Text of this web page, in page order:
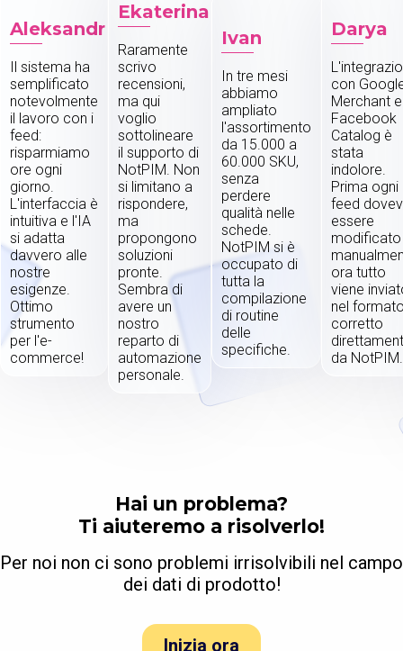
Aleksandr
Il sistema ha
semplificato
notevolmente
il lavoro con i
feed:
risparmiamo
ore ogni
giorno.
L'interfaccia è
intuitiva e l'IA
si adatta
davvero alle
nostre
esigenze.
Ottimo
strumento
per l'e-
commerce!
Ekaterina
Raramente
scrivo
recensioni,
ma qui
voglio
sottolineare
il supporto di
NotPIM. Non
si limitano a
rispondere,
ma
propongono
soluzioni
pronte.
Sembra di
avere un
nostro
reparto di
automazione
personale.
Ivan
In tre mesi
abbiamo
ampliato
l'assortimento
da 15.000 a
60.000 SKU,
senza
perdere
qualità nelle
schede.
NotPIM si è
occupato di
tutta la
compilazione
di routine
delle
specifiche.
Darya
con
Merchant e
Facebook
Catalog è
stata
indolore.
Prima ogni
feed
essere
modificato
ora tutto
viene
nel
corretto
da NotPIM.
Hai un problema?
Ti aiuteremo a risolverlo!
Per noi non ci sono problemi irrisolvibili nel campo
dei dati di prodotto!
Inizia ora